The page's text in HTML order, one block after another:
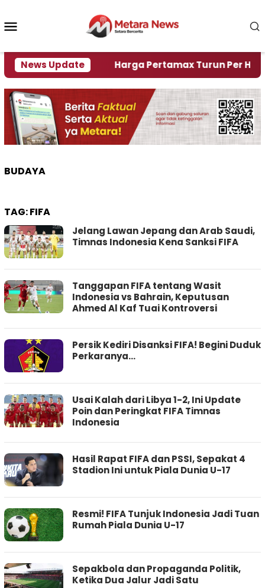
konten
News Update
Krisi Air Harga Pertamax Turun Per Hari Ini,
BUDAYA
TAG:FIFA
Jelang Lawan Jepang dan Arab Saudi,
Timnas Indonesia Kena Sanksi FIFA
Tanggapan FIFA tentang Wasit
Indonesia vs Bahrain, Keputusan
Ahmed Al Kaf Tuai Kontroversi
Persik Kediri Disanksi FIFA! Begini Duduk
Perkaranya…
Usai Kalah dari Libya 1-2, Ini Update
Poin dan Peringkat FIFA Timnas
Indonesia
Hasil Rapat FIFA dan PSSI, Sepakat 4
Stadion Ini untuk Piala Dunia U-17
Resmi! FIFA Tunjuk Indonesia Jadi Tuan
Rumah Piala Dunia U-17
Sepakbola dan Propaganda Politik,
Ketika Dua Jalur Jadi Satu